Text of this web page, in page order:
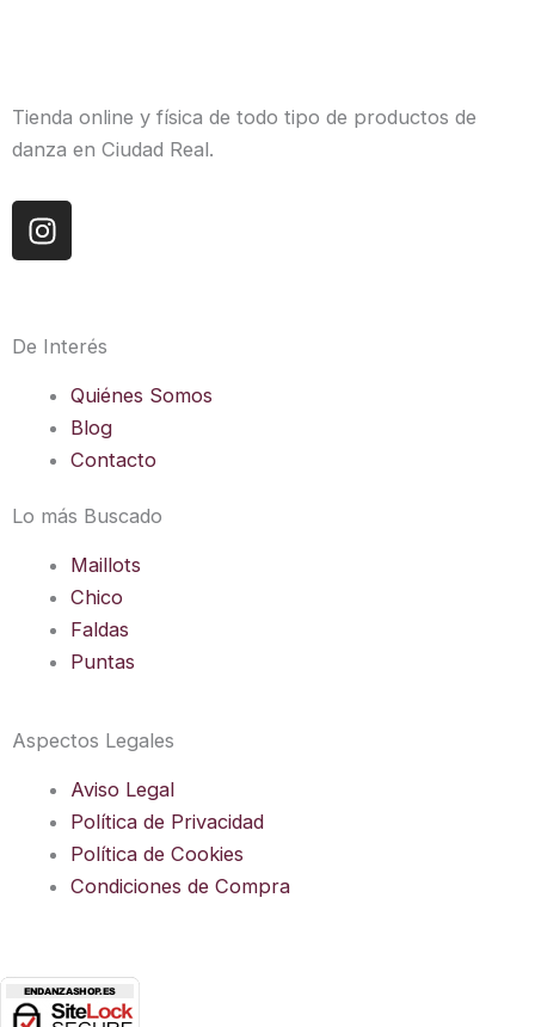
Tienda online y física de todo tipo de productos de
danza en Ciudad Real.
I
n
a
g
r
a
m
De Interés
Quiénes Somos
Blog
Contacto
Lo más Buscado
Maillots
Chico
Faldas
Puntas
Aspectos Legales
Aviso Legal
Política de Privacidad
Política de Cookies
Condiciones de Compra